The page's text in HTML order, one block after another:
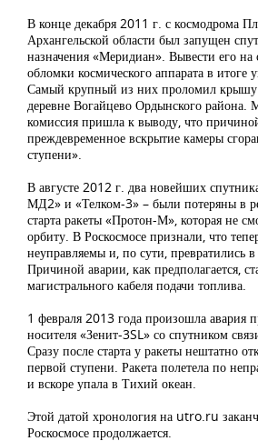
В конце декабря 2011 г. с космодрома
Архангельской области был запущен
назначения «Меридиан». Вывести его на
обломки космического аппарата в итоге
Самый крупный из них проломил
деревне Вогайцево Ордынского района.
комиссия пришла к выводу, что
преждевременное вскрытие камеры
ступени».
В августе 2012 г. два новейших
МД2» и «Телком-3» – были потеряны в
старта ракеты «Протон-М», которая не
орбиту. В Роскосмосе признали, что
неуправляемы и, по сути, превратились
Причиной аварии, как предполагается,
магистрального кабеля подачи топлива.
1 февраля 2013 года произошла авария
носителя «Зенит-3SL» со спутником
Сразу после старта у ракеты нештатно
первой ступени. Ракета полетела по
и вскоре упала в Тихий океан.
Этой датой хронология на utro.ru
Роскосмосе продолжается.